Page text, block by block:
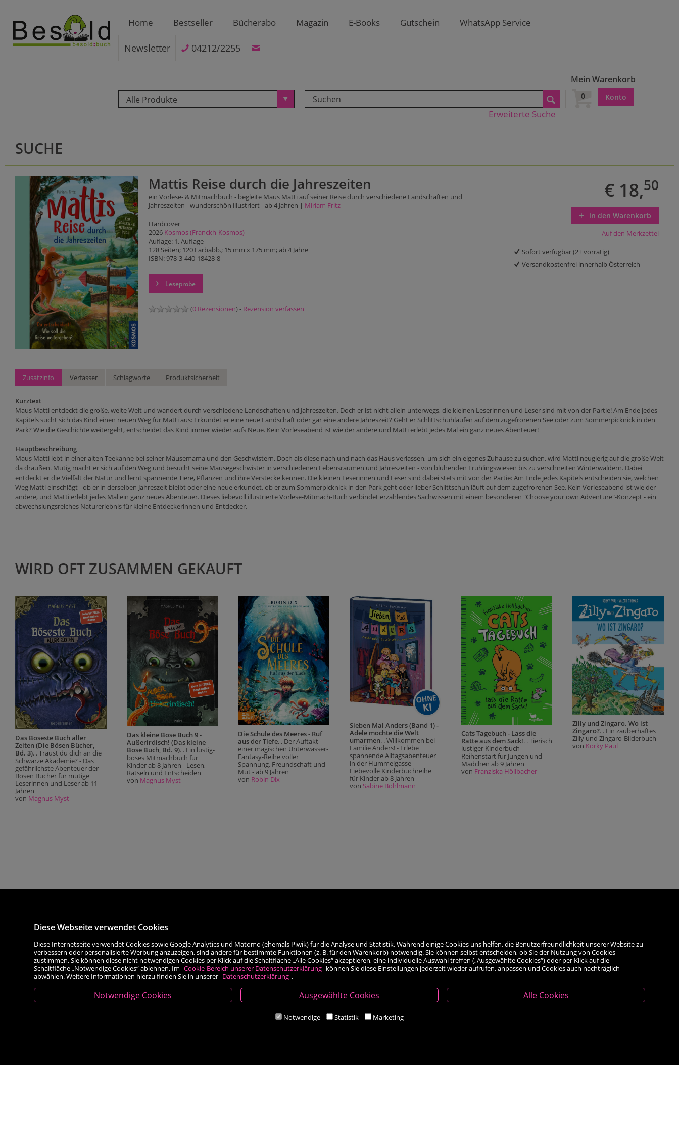
Home Bestseller Bücherabo Magazin E-Books Gutschein WhatsApp Service
Newsletter 04212/2255
Alle Produkte
Mein Warenkorb
0 Konto
Erweiterte Suche
SUCHE
Mattis Reise durch die Jahreszeiten
ein Vorlese- & Mitmachbuch - begleite Maus Matti auf seiner Reise durch verschiedene Landschaften und
Jahreszeiten - wunderschön illustriert - ab 4 Jahren | Miriam Fritz
Hardcover
2026 Kosmos (Franckh-Kosmos)
Auflage: 1. Auflage
128 Seiten; 120 Farbabb.; 15 mm x 175 mm; ab 4 Jahre
ISBN: 978-3-440-18428-8
Leseprobe
(0 Rezensionen) - Rezension verfassen
€ 18,50
in den Warenkorb
Auf den Merkzettel
Sofort verfügbar (2+ vorrätig)
Versandkostenfrei innerhalb Österreich
Zusatzinfo Verfasser Schlagworte Produktsicherheit
Kurztext
Maus Matti entdeckt die große, weite Welt und wandert durch verschiedene Landschaften und Jahreszeiten. Doch er ist nicht allein unterwegs, die kleinen Leserinnen und Leser sind mit von der Partie! Am Ende jedes
Kapitels sucht sich das Kind einen neuen Weg für Matti aus: Erkundet er eine neue Landschaft oder gar eine andere Jahreszeit? Geht er Schlittschuhlaufen auf dem zugefrorenen See oder zum Sommerpicknick in den
Park? Wie die Geschichte weitergeht, entscheidet das Kind immer wieder aufs Neue. Kein Vorleseabend ist wie der andere und Matti erlebt jedes Mal ein ganz neues Abenteuer!
Hauptbeschreibung
Maus Matti lebt in einer alten Teekanne bei seiner Mäusemama und den Geschwistern. Doch als diese nach und nach das Haus verlassen, um sich ein eigenes Zuhause zu suchen, wird Matti neugierig auf die große Welt
da draußen. Mutig macht er sich auf den Weg und besucht seine Mäusegeschwister in verschiedenen Lebensräumen und Jahreszeiten - von blühenden Frühlingswiesen bis zu verschneiten Winterwäldern. Dabei
entdeckt er die Vielfalt der Natur und lernt spannende Tiere, Pflanzen und ihre Verstecke kennen. Die kleinen Leserinnen und Leser sind dabei stets mit von der Partie: Am Ende jedes Kapitels entscheiden sie, welchen
Weg Matti einschlägt - ob er in derselben Jahreszeit bleibt oder eine neue erkundet, ob er zum Sommerpicknick in den Park geht oder lieber Schlittschuh läuft auf dem zugefrorenen See. Kein Vorleseabend ist wie der
andere, und Matti erlebt jedes Mal ein ganz neues Abenteuer. Dieses liebevoll illustrierte Vorlese-Mitmach-Buch verbindet erzählendes Sachwissen mit einem besonderen "Choose your own Adventure"-Konzept - ein
abwechslungsreiches Naturerlebnis für kleine Entdeckerinnen und Entdecker.
WIRD OFT ZUSAMMEN GEKAUFT
Das Böseste Buch aller
Zeiten (Die Bösen Bücher,
Bd. 3). . Traust du dich an die
Schwarze Akademie? - Das
gefährlichste Abenteuer der
Bösen Bücher für mutige
Leserinnen und Leser ab 11
Jahren
von Magnus Myst
Das kleine Böse Buch 9 -
Außerirdisch! (Das kleine
Böse Buch, Bd. 9). . Ein lustig-
böses Mitmachbuch für
Kinder ab 8 Jahren - Lesen,
Rätseln und Entscheiden
von Magnus Myst
Die Schule des Meeres - Ruf
aus der Tiefe. . Der Auftakt
einer magischen Unterwasser-
Fantasy-Reihe voller
Spannung, Freundschaft und
Mut - ab 9 Jahren
von Robin Dix
Sieben Mal Anders (Band 1) -
Adele möchte die Welt
umarmen. . Willkommen bei
Familie Anders! - Erlebe
spannende Alltagsabenteuer
in der Hummelgasse -
Liebevolle Kinderbuchreihe
für Kinder ab 8 Jahren
von Sabine Bohlmann
Cats Tagebuch - Lass die
Ratte aus dem Sack!. . Tierisch
lustiger Kinderbuch-
Reihenstart für Jungen und
Mädchen ab 9 Jahren
von Franziska Höllbacher
Zilly und Zingaro. Wo ist
Zingaro?. . Ein zauberhaftes
Zilly und Zingaro-Bilderbuch
von Korky Paul
Zahlungsarten
Diese Webseite verwendet Cookies
Diese Internetseite verwendet Cookies sowie Google Analytics und Matomo (ehemals Piwik) für die Analyse und Statistik. Während einige Cookies uns helfen, die Benutzerfreundlichkeit unserer Website zu
verbessern oder personalisierte Werbung anzuzeigen, sind andere für bestimmte Funktionen (z. B. für den Warenkorb) notwendig. Sie können selbst entscheiden, ob Sie der Nutzung von Cookies
zustimmen. Sie können diese nicht notwendigen Cookies per Klick auf die Schaltfläche „Alle Cookies“ akzeptieren, eine individuelle Auswahl treffen („Ausgewählte Cookies“) oder per Klick auf die
Schaltfläche „Notwendige Cookies“ ablehnen. Im Cookie-Bereich unserer Datenschutzerklärung können Sie diese Einstellungen jederzeit wieder aufrufen, anpassen und Cookies auch nachträglich
abwählen. Weitere Informationen hierzu finden Sie in unserer Datenschutzerklärung .
Notwendige Cookies Ausgewählte Cookies Alle Cookies
Notwendige Statistik Marketing